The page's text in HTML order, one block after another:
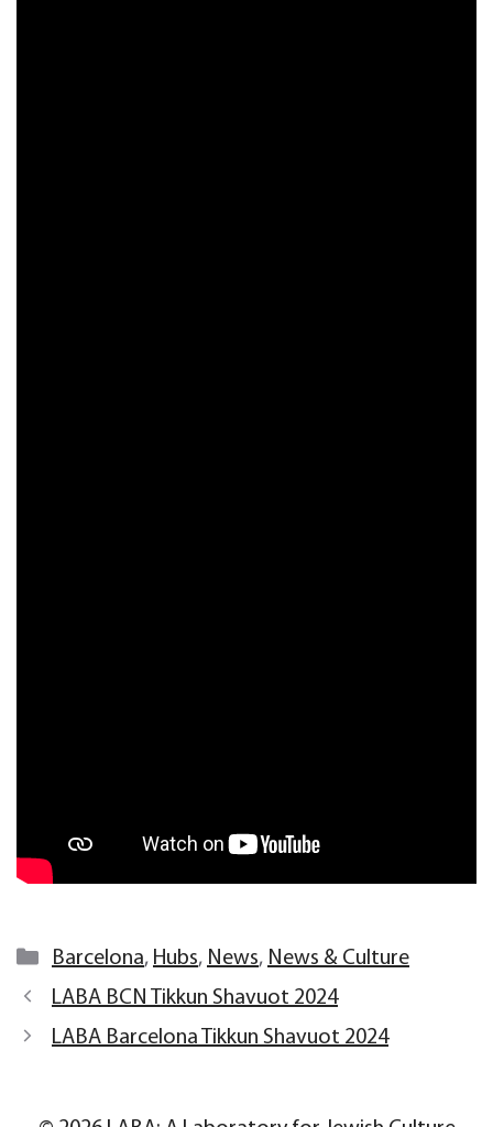
Categories
Barcelona, Hubs, News, News & Culture
LABA BCN Tikkun Shavuot 2024
LABA Barcelona Tikkun Shavuot 2024